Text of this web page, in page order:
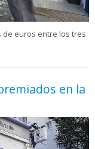
de euros entre los tres
en la